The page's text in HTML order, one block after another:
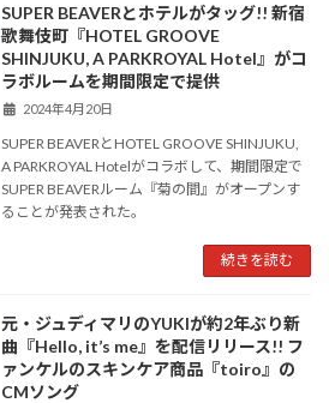
SUPER BEAVERとホテルがタッグ!! 新宿
歌舞伎町『HOTEL GROOVE
SHINJUKU, A PARKROYAL Hotel』がコ
ラボルームを期間限定で提供
2024年4月20日
SUPER BEAVERとHOTEL GROOVE SHINJUKU,
A PARKROYAL Hotelがコラボして、期間限定で
SUPER BEAVERルーム『菊の間』がオープンす
ることが発表された。
続きを読む
元・ジュディマリのYUKIが約2年ぶり新
曲『Hello, it’s me』を配信リリース!! フ
ァンケルのスキンケア商品『toiro』の
CMソング